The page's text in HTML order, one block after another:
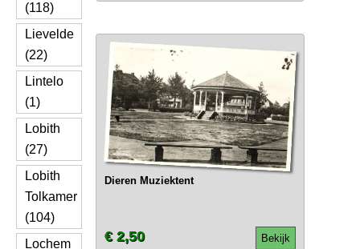
(118)
Lievelde
(22)
Lintelo
(1)
Lobith
(27)
Lobith
Tolkamer
(104)
Lochem
Dieren Muziektent
Bekijk
€ 2,50